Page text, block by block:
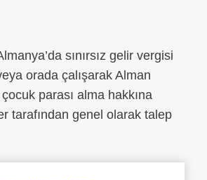
sınırsız gelir vergisi
orada çalışarak Alman
parası alma hakkına
tarafından genel olarak talep